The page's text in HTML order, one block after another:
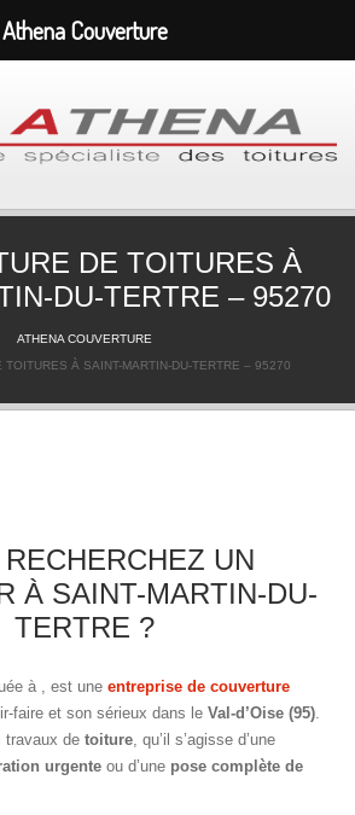
DE TOITURES À
DU-TERTRE – 95270
ATHENA COUVERTURE
TOITURES À SAINT-MARTIN-DU-TERTRE – 95270
UN
À SAINT-MARTIN-DU-
TERTRE ?
à , est une entreprise de couverture
faire et son sérieux dans le Val-d’Oise (95)
travaux de toiture , qu’il s’agisse d’une
urgente ou d’une pose complète de
Athena Couverture